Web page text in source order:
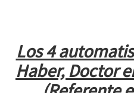
Los 4
Haber, Doctor